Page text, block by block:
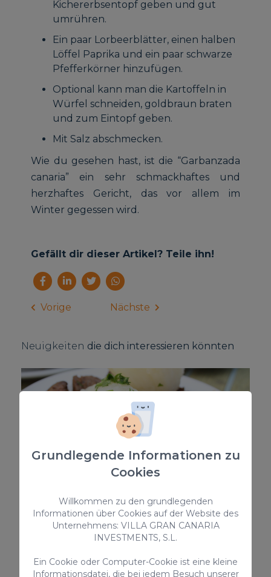
Kichererbsentopf geben und gut
umrühren.
Ein paar Lorbeerblätter, einen halben
Löffel Paprika und ein paar schwarze
Pfefferkörner hinzufügen.
Optional kann man die Kartoffeln in
Würfel schneiden, goldbraun braten
und zum Eintopf geben.
Mit Salz abschmecken.
Wie du gesehen hast, ist die “Garbanzada
canaria” ein sehr schmackhaftes und
herzhaftes Gericht, das vor allem im
Winter gegessen wird.
Gefällt dir dieser Artikel? Teile ihn!
Vorige Nächste
Neuigkeiten die dich interessieren könnten
Traditionelle kanarische Küche:
Carajacas
Lerne diese beliebte Vorspeise der Kanaren
Grundlegende Informationen zu
Cookies
Willkommen zu den grundlegenden
Informationen über Cookies auf der Website des
Unternehmens: VILLA GRAN CANARIA
INVESTMENTS, S.L.
Ein Cookie oder Computer-Cookie ist eine kleine
Informationsdatei, die bei jedem Besuch unserer